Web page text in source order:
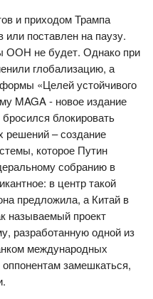
и приходом Трампа
или поставлен на паузу.
ООН не будет. Однако при
глобализацию, а
«Целей устойчивого
MAGA - новое издание
блокировать
решений – создание
которое Путин
собранию в
в центр такой
предложила, а Китай в
называемый проект
разработанную одной из
международных
замешкаться,